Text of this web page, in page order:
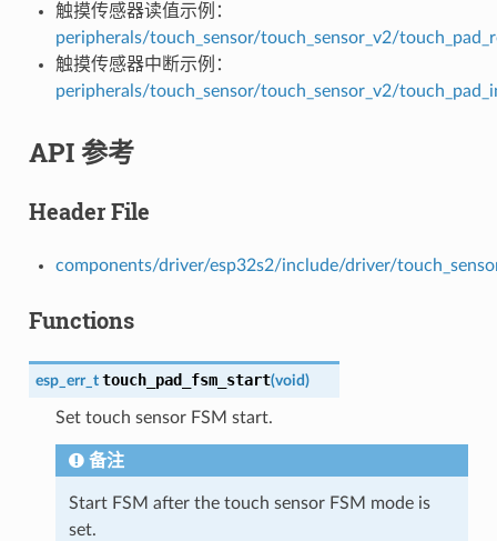
触摸传感器读值示例：
peripherals/touch_sensor/touch_sensor_v2/
触摸传感器中断示例：
peripherals/touch_sensor/touch_sensor_v2/
API 参考
Header File
components/driver/esp32s2/include/driver/
Functions
esp_err_t touch_pad_fsm_start(void)
Set touch sensor FSM start.
备注
Start FSM after the touch sensor FSM mode is
set.